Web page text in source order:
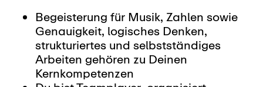
Begeisterung für Musik, Zahlen sowie
Genauigkeit, logisches Denken,
strukturiertes und selbstständiges
Arbeiten gehören zu Deinen
Kernkompetenzen